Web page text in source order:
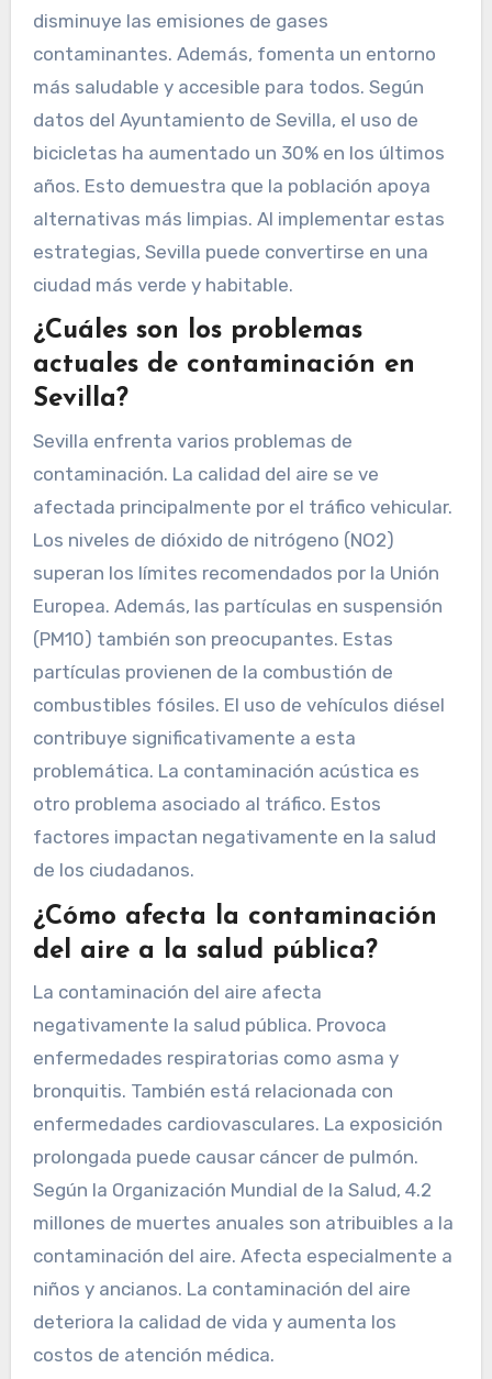
disminuye las emisiones de gases
contaminantes. Además, fomenta un entorno
más saludable y accesible para todos. Según
datos del Ayuntamiento de Sevilla, el uso de
bicicletas ha aumentado un 30% en los últimos
años. Esto demuestra que la población apoya
alternativas más limpias. Al implementar estas
estrategias, Sevilla puede convertirse en una
ciudad más verde y habitable.
¿Cuáles son los problemas
actuales de contaminación en
Sevilla?
Sevilla enfrenta varios problemas de
contaminación. La calidad del aire se ve
afectada principalmente por el tráfico vehicular.
Los niveles de dióxido de nitrógeno (NO2)
superan los límites recomendados por la Unión
Europea. Además, las partículas en suspensión
(PM10) también son preocupantes. Estas
partículas provienen de la combustión de
combustibles fósiles. El uso de vehículos diésel
contribuye significativamente a esta
problemática. La contaminación acústica es
otro problema asociado al tráfico. Estos
factores impactan negativamente en la salud
de los ciudadanos.
¿Cómo afecta la contaminación
del aire a la salud pública?
La contaminación del aire afecta
negativamente la salud pública. Provoca
enfermedades respiratorias como asma y
bronquitis. También está relacionada con
enfermedades cardiovasculares. La exposición
prolongada puede causar cáncer de pulmón.
Según la Organización Mundial de la Salud, 4.2
millones de muertes anuales son atribuibles a la
contaminación del aire. Afecta especialmente a
niños y ancianos. La contaminación del aire
deteriora la calidad de vida y aumenta los
costos de atención médica.